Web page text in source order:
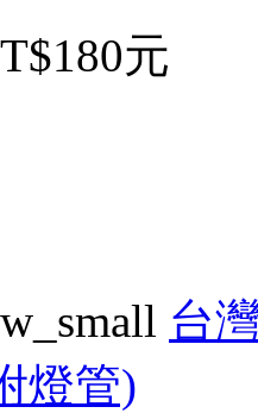
元
台
燈管)